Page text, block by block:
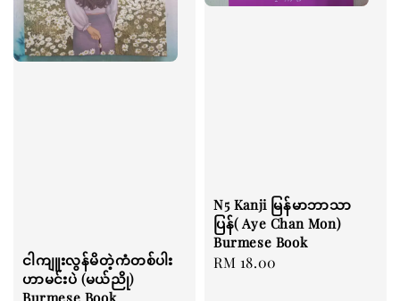
ငါကျူးလွန်မိတဲ့ကံတစ်ပါး
ဟာမင်းပဲ (မယ်ညို)
Burmese Book
N5 Kanji မြန်မာဘာသာ
ပြန်( Aye Chan Mon)
Burmese Book
Regular
RM 18.00